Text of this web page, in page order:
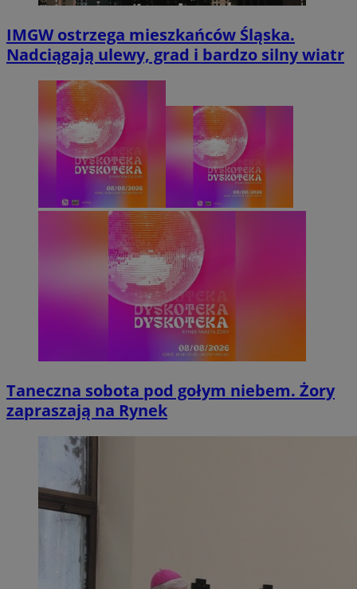
IMGW ostrzega mieszkańców Śląska.
Nadciągają ulewy, grad i bardzo silny wiatr
Taneczna sobota pod gołym niebem. Żory
zapraszają na Rynek